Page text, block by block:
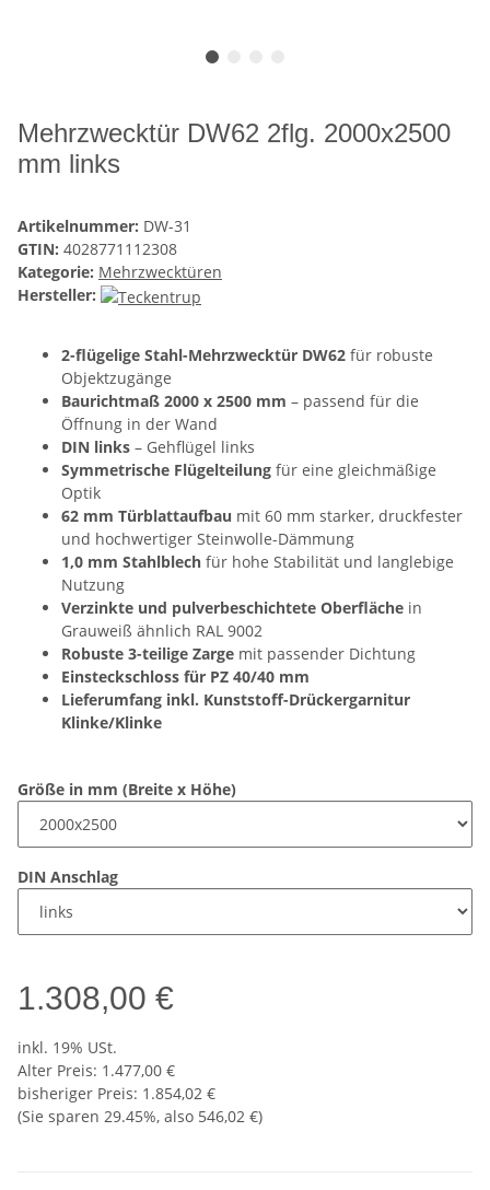
Mehrzwecktür DW62 2flg. 2000x2500
mm links
Artikelnummer: DW-31
GTIN: 4028771112308
Kategorie: Mehrzwecktüren
Hersteller:
2-flügelige Stahl-Mehrzwecktür DW62 für robuste
Objektzugänge
Baurichtmaß 2000 x 2500 mm – passend für die
Öffnung in der Wand
DIN links – Gehflügel links
Symmetrische Flügelteilung für eine gleichmäßige
Optik
62 mm Türblattaufbau mit 60 mm starker, druckfester
und hochwertiger Steinwolle-Dämmung
1,0 mm Stahlblech für hohe Stabilität und langlebige
Nutzung
Verzinkte und pulverbeschichtete Oberfläche in
Grauweiß ähnlich RAL 9002
Robuste 3-teilige Zarge mit passender Dichtung
Einsteckschloss für PZ 40/40 mm
Lieferumfang inkl. Kunststoff-Drückergarnitur
Klinke/Klinke
Größe in mm (Breite x Höhe)
DIN Anschlag
1.308,00 €
inkl. 19% USt.
Alter Preis: 1.477,00 €
bisheriger Preis: 1.854,02 €
(Sie sparen 29.45%, also 546,02 €)